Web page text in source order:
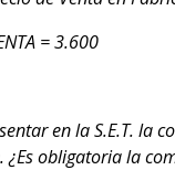
= 3.600
en la S.E.T. la
obligatoria la